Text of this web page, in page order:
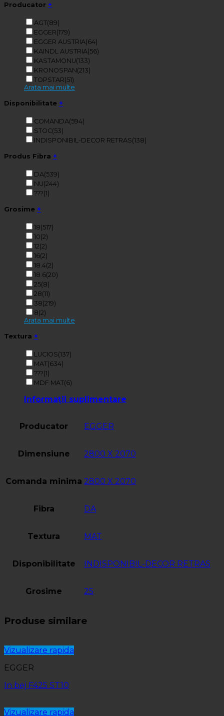
Producator +
AGT(89)
EGGER(179)
EGGER AUSTRIA(64)
KAINDL AUSTRIA(56)
KASTAMONU(133)
KRONOSPAN(213)
TOPSTAR(51)
Arata mai multe
Disponibilitate +
COMANDA(594)
STOC(53)
INDISPONIBIL-DECOR RETRAS(138)
Produs Fibra +
DA(539)
NU(244)
???(1)
Grosime +
18(517)
10(2)
12(2)
16(2)
18.4(2)
18.6(20)
25(8)
28(11)
38(219)
8(2)
Arata mai multe
Textura +
LUCIOS(137)
MAT(634)
???(1)
MDF MAT(6)
Informații suplimentare
Producator EGGER
Dimensiune 2800 X 2070
Comanda minima 2800 X 2070
Fibra DA
Textura MAT
Disponibilitate INDISPONIBIL-DECOR RETRAS
Grosime 25
Produse similare
Vizualizare rapida
EGGER
In bej F425 ST10
Vizualizare rapida